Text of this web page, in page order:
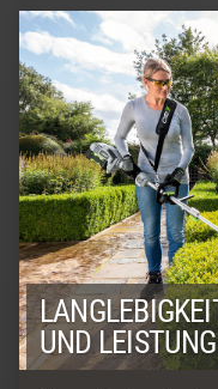
UND LEISTUNG